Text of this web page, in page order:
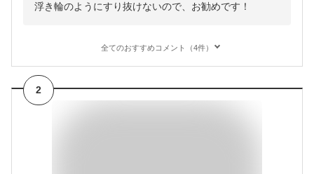
浮き輪のようにすり抜けないので、お勧めです！
全てのおすすめコメント（4件）
2